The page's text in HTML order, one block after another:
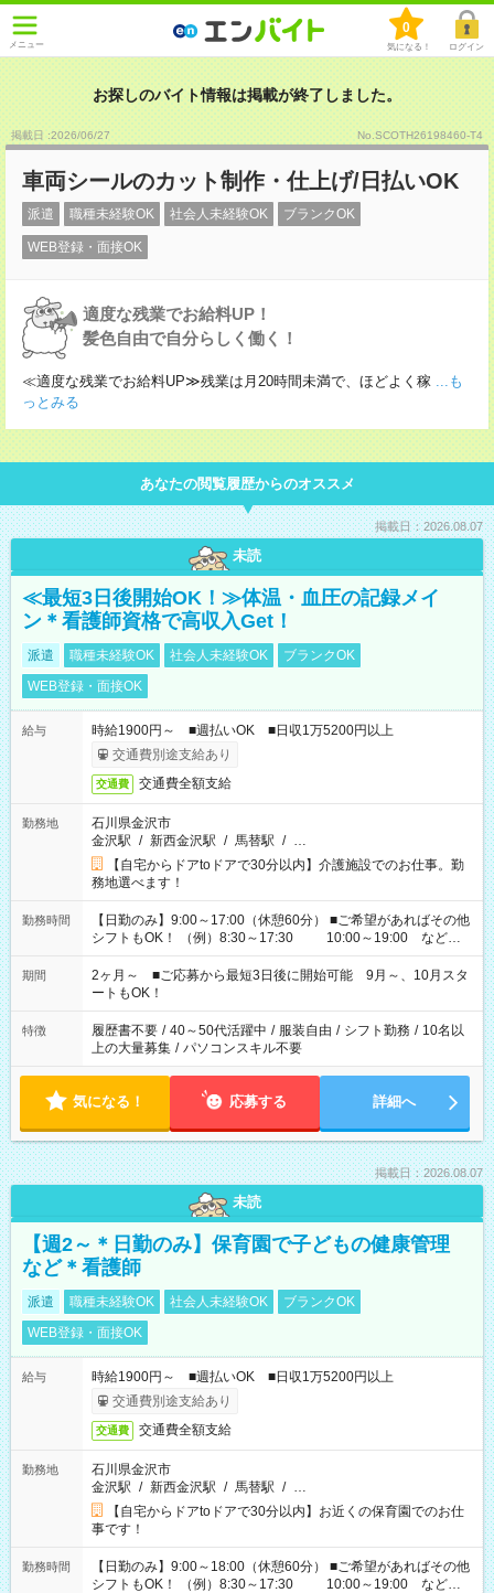
メニュー
0
気になる！ ログイン
お探しのバイト情報は掲載が終了しました。
掲載日 :2026/06/27 No.SCOTH26198460-T4
車両シールのカット制作・仕上げ/日払いOK
派遣 職種未経験OK 社会人未経験OK ブランクOK
WEB登録・面接OK
適度な残業でお給料UP！
髪色自由で自分らしく働く！
≪適度な残業でお給料UP≫残業は月20時間未満で、ほどよく稼 ...も
っとみる
あなたの閲覧履歴からのオススメ
掲載日：2026.08.07
未読
≪最短3日後開始OK！≫体温・血圧の記録メイ
ン＊看護師資格で高収入Get！
派遣 職種未経験OK 社会人未経験OK
ブランクOK
WEB登録・面接OK
給与
時給1900円～ ■週払いOK ■日収1万5200円以上
交通費別途支給あり
交通費 交通費全額支給
勤務地
石川県金沢市
金沢駅 / 新西金沢駅 / 馬替駅 / …
【自宅からドアtoドアで30分以内】介護施設でのお仕事。勤
務地選べます！
勤務時間
【日勤のみ】9:00～17:00（休憩60分） ■ご希望があればその他
シフトもOK！ （例）8:30～17:30 10:00～19:00 など
「家族とお休みを合わせたい」 「できれば残業はしたくない」
など、あなたのご希望に沿ったお仕事をご紹介します！ ※Wワ
ーク希望の方へ 今ご覧のお仕事で希望する勤務時間と、もう1つ
のお仕事の勤務時間。 合計で週40時間を超える場合は応募でき
ません
期間
2ヶ月～ ■ご応募から最短3日後に開始可能 9月～、10月スタ
ートもOK！
特徴 履歴書不要 / 40～50代活躍中 / 服装自由 / シフト勤務 / 10名以
上の大量募集 / パソコンスキル不要
気になる！ 応募する 詳細へ
掲載日：2026.08.07
未読
【週2～＊日勤のみ】保育園で子どもの健康管理
など＊看護師
派遣 職種未経験OK 社会人未経験OK
ブランクOK
WEB登録・面接OK
給与
時給1900円～ ■週払いOK ■日収1万5200円以上
交通費別途支給あり
交通費 交通費全額支給
勤務地
石川県金沢市
金沢駅 / 新西金沢駅 / 馬替駅 / …
【自宅からドアtoドアで30分以内】お近くの保育園でのお仕
事です！
勤務時間
【日勤のみ】9:00～18:00（休憩60分） ■ご希望があればその他
シフトもOK！ （例）8:30～17:30 10:00～19:00 など